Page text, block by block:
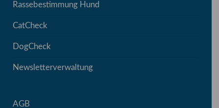
Rassebestimmung Hund
CatCheck
DogCheck
Newsletterverwaltung
AGB